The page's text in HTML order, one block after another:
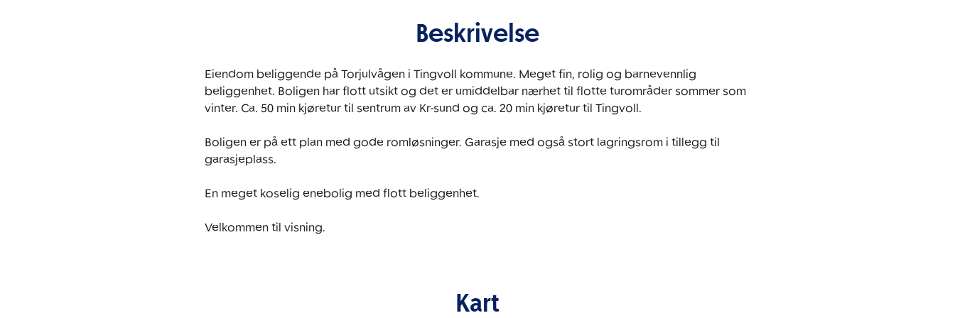
Beskrivelse
Eiendom beliggende på Torjulvågen i Tingvoll kommune. Meget fin, rolig og barnevennlig
beliggenhet. Boligen har flott utsikt og det er umiddelbar nærhet til flotte turområder sommer som
vinter. Ca. 50 min kjøretur til sentrum av Kr-sund og ca. 20 min kjøretur til Tingvoll.
Boligen er på ett plan med gode romløsninger. Garasje med også stort lagringsrom i tillegg til
garasjeplass.
En meget koselig enebolig med flott beliggenhet.
Velkommen til visning.
Kart